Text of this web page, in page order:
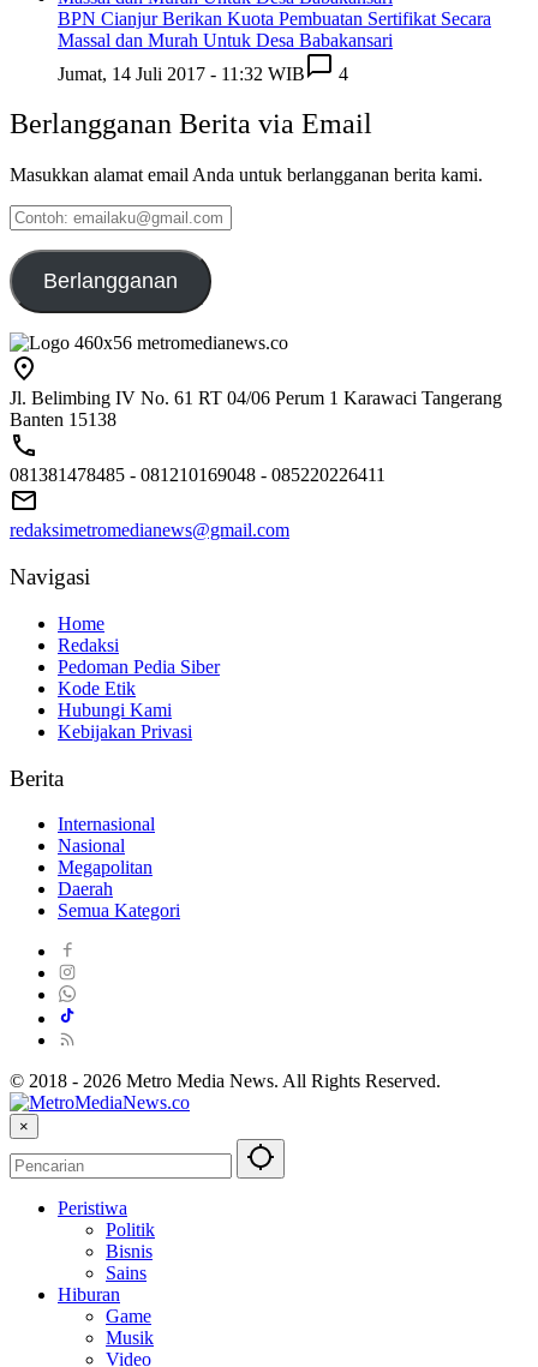
BPN Cianjur Berikan Kuota Pembuatan Sertifikat Secara
Massal dan Murah Untuk Desa Babakansari
Jumat, 14 Juli 2017 - 11:32 WIB
4
Berlangganan Berita via Email
Masukkan alamat email Anda untuk berlangganan berita kami.
Contoh:
emailaku@gmail.com
Berlangganan
Jl. Belimbing IV No. 61 RT 04/06 Perum 1 Karawaci Tangerang
Banten 15138
081381478485 - 081210169048 - 085220226411
redaksimetromedianews@gmail.com
Navigasi
Home
Redaksi
Pedoman Pedia Siber
Kode Etik
Hubungi Kami
Kebijakan Privasi
Berita
Internasional
Nasional
Megapolitan
Daerah
Semua Kategori
© 2018 - 2026 Metro Media News. All Rights Reserved.
×
Peristiwa
Politik
Bisnis
Sains
Hiburan
Game
Musik
Video